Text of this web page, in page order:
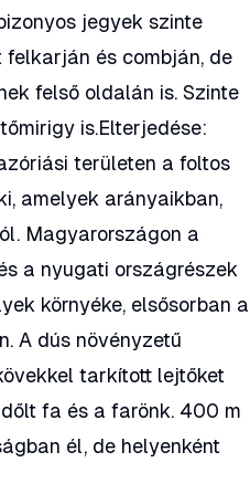
jegyek szinte
és combján, de
felső oldalán is. Szinte
is.Elterjedése:
területen a foltos
amelyek arányaikban,
Magyarországon a
a nyugati országrészek
környéke, elsősorban a
A dús növényzetű
tarkított lejtőket
fa és a farönk. 400 m
él, de helyenként